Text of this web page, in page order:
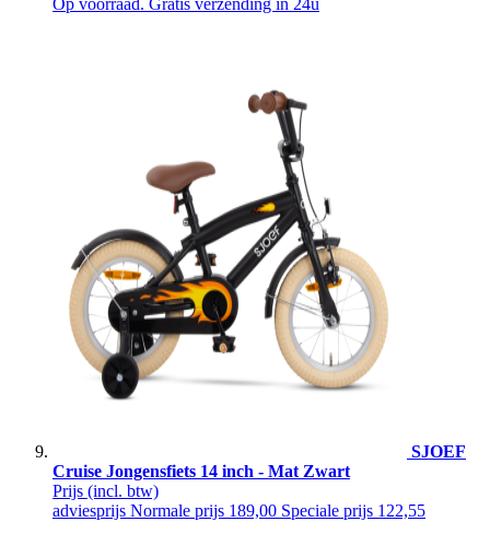
SJOEF
Cruise Jongensfiets 14 inch - Mat Zwart
Prijs (incl. btw)
adviesprijs Normale prijs 189,00 Speciale prijs 122,55